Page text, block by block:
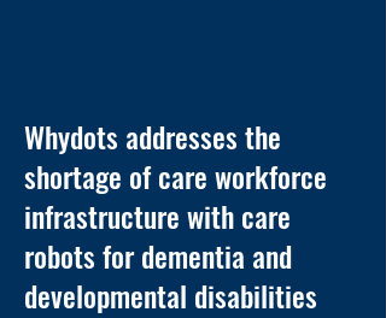
Whydots addresses the
shortage of care workforce
infrastructure with care
robots for dementia and
developmental disabilities